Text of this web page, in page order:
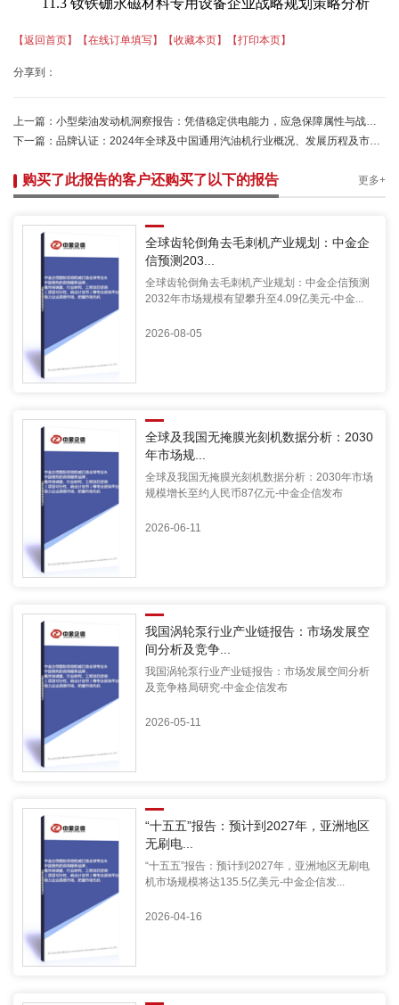
11.3 钕铁硼永磁材料专用设备企业战略规划策略分析
【返回首页】 【在线订单填写】 【收藏本页】 【打印本页】
分享到：
上一篇： 小型柴油发动机洞察报告：凭借稳定供电能力，应急保障属性与战略价值持续提升-中金企信
下一篇： 品牌认证：2024年全球及中国通用汽油机行业概况、发展历程及市场规模分析预测-中金企信发布
购买了此报告的客户还购买了以下的报告 更多+
全球齿轮倒角去毛刺机产业规划：中金企
信预测203...
全球齿轮倒角去毛刺机产业规划：中金企信预测
2032年市场规模有望攀升至4.09亿美元-中金...
2026-08-05
全球及我国无掩膜光刻机数据分析：2030
年市场规...
全球及我国无掩膜光刻机数据分析：2030年市场
规模增长至约人民币87亿元-中金企信发布
2026-06-11
我国涡轮泵行业产业链报告：市场发展空
间分析及竞争...
我国涡轮泵行业产业链报告：市场发展空间分析
及竞争格局研究-中金企信发布
2026-05-11
“十五五”报告：预计到2027年，亚洲地区
无刷电...
“十五五”报告：预计到2027年，亚洲地区无刷电
机市场规模将达135.5亿美元-中金企信发...
2026-04-16